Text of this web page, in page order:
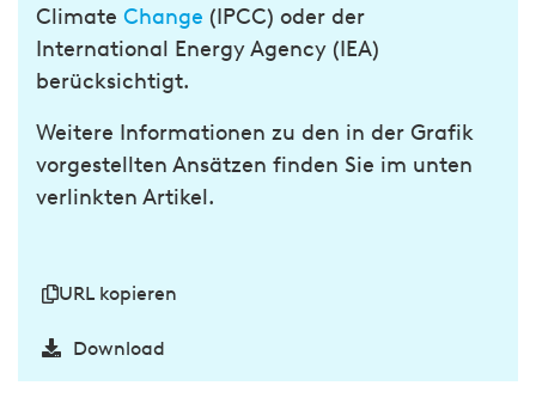
Climate Change (IPCC) oder der
International Energy Agency (IEA)
berücksichtigt.
Weitere Informationen zu den in der Grafik
vorgestellten Ansätzen finden Sie im unten
verlinkten Artikel.
URL kopieren
Download